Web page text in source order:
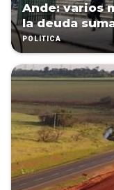
Ande: varios
la deuda
POLÍTICA